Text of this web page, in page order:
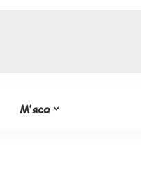
М’ясо